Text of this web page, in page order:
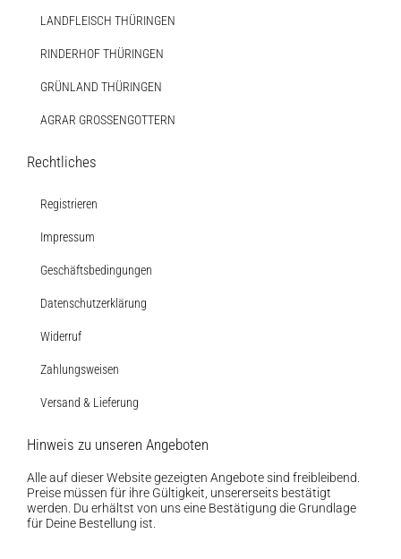
LANDFLEISCH THÜRINGEN
RINDERHOF THÜRINGEN
GRÜNLAND THÜRINGEN
AGRAR GROSSENGOTTERN
Rechtliches
Registrieren
Impressum
Geschäftsbedingungen
Datenschutzerklärung
Widerruf
Zahlungsweisen
Versand & Lieferung
Hinweis zu unseren Angeboten
Alle auf dieser Website gezeigten Angebote sind freibleibend.
Preise müssen für ihre Gültigkeit, unsererseits bestätigt
werden. Du erhältst von uns eine Bestätigung die Grundlage
für Deine Bestellung ist.
Hofladen Seebach
Über uns